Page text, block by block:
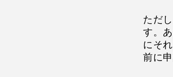
ただ
す。
にそ
前に